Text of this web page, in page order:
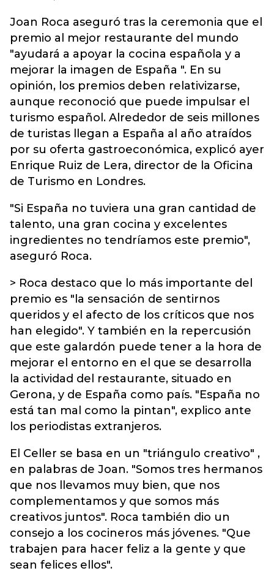
Joan Roca aseguró tras la ceremonia que el
premio al mejor restaurante del mundo
"ayudará a apoyar la cocina española y a
mejorar la imagen de España ". En su
opinión, los premios deben relativizarse,
aunque reconoció que puede impulsar el
turismo español. Alrededor de seis millones
de turistas llegan a España al año atraídos
por su oferta gastroeconómica, explicó ayer
Enrique Ruiz de Lera, director de la Oficina
de Turismo en Londres.
"Si España no tuviera una gran cantidad de
talento, una gran cocina y excelentes
ingredientes no tendríamos este premio",
aseguró Roca.
> Roca destaco que lo más importante del
premio es "la sensación de sentirnos
queridos y el afecto de los críticos que nos
han elegido". Y también en la repercusión
que este galardón puede tener a la hora de
mejorar el entorno en el que se desarrolla
la actividad del restaurante, situado en
Gerona, y de España como país. "España no
está tan mal como la pintan", explico ante
los periodistas extranjeros.
El Celler se basa en un "triángulo creativo" ,
en palabras de Joan. "Somos tres hermanos
que nos llevamos muy bien, que nos
complementamos y que somos más
creativos juntos". Roca también dio un
consejo a los cocineros más jóvenes. "Que
trabajen para hacer feliz a la gente y que
sean felices ellos".